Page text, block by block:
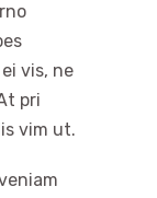
vis, ne
pri
vim ut.